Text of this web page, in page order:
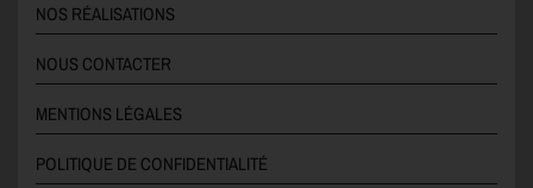
NOS RÉALISATIONS
NOUS CONTACTER
MENTIONS LÉGALES
POLITIQUE DE CONFIDENTIALITÉ